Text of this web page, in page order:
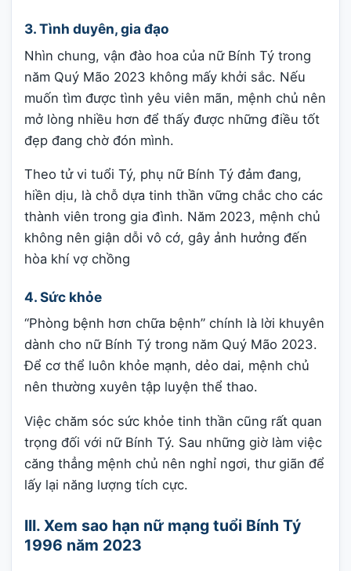
3. Tình duyên, gia đạo
Nhìn chung, vận đào hoa của nữ Bính Tý trong
năm Quý Mão 2023 không mấy khởi sắc. Nếu
muốn tìm được tình yêu viên mãn, mệnh chủ nên
mở lòng nhiều hơn để thấy được những điều tốt
đẹp đang chờ đón mình.
Theo tử vi tuổi Tý, phụ nữ Bính Tý đảm đang,
hiền dịu, là chỗ dựa tinh thần vững chắc cho các
thành viên trong gia đình. Năm 2023, mệnh chủ
không nên giận dỗi vô cớ, gây ảnh hưởng đến
hòa khí vợ chồng
4. Sức khỏe
“Phòng bệnh hơn chữa bệnh” chính là lời khuyên
dành cho nữ Bính Tý trong năm Quý Mão 2023.
Để cơ thể luôn khỏe mạnh, dẻo dai, mệnh chủ
nên thường xuyên tập luyện thể thao.
Việc chăm sóc sức khỏe tinh thần cũng rất quan
trọng đối với nữ Bính Tý. Sau những giờ làm việc
căng thẳng mệnh chủ nên nghỉ ngơi, thư giãn để
lấy lại năng lượng tích cực.
III. Xem sao hạn nữ mạng tuổi Bính Tý
1996 năm 2023